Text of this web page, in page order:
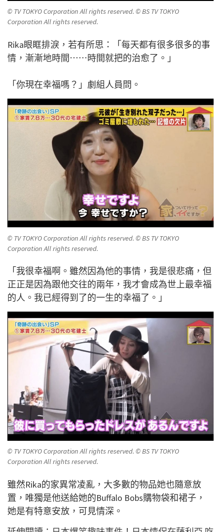
© TV TOKYO Corporation All rights reserved. © BS TV TOKYO
Corporation All rights reserved.
Rika眼眶排淚，若有所思：「每天都有很多很多的事
情，漸漸地時間⋯⋯時間就把的治愈了。」
「你現在幸福嗎？」劇組人員問。
© TV TOKYO Corporation All rights reserved. © BS TV TOKYO
Corporation All rights reserved.
「我很幸福啊。雖然因為他的事情，我是很悲痛，但
正正是因為跟他交往的兩年，我才會成為世上最幸福
的人。我已經得到了的一生的幸福了。」
© TV TOKYO Corporation All rights reserved. © BS TV TOKYO
Corporation All rights reserved.
雖然Rika的家異常凌亂，大多數的物品她也隨意放
置，唯獨是他送給她的Buffalo Bobs購物袋和裙子，
她是有特意安放，可見情深。